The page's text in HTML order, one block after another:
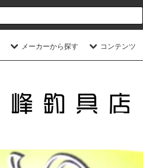
メーカーから探す コンテンツ